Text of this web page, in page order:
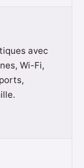
avec
Wi-Fi,